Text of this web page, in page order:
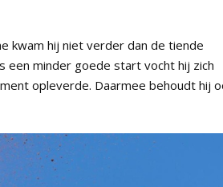
kwam hij niet verder dan de tiende
een minder goede start vocht hij zich
opleverde. Daarmee behoudt hij